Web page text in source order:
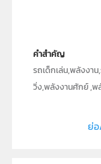
คำสำคัญ
รถเด็กเล่น,พลังงา
วิ่ง,พลังงานศักย์ ,
ย่